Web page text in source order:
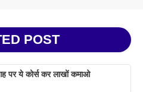
POST
पर ये कोर्स कर लाखों कमाओ